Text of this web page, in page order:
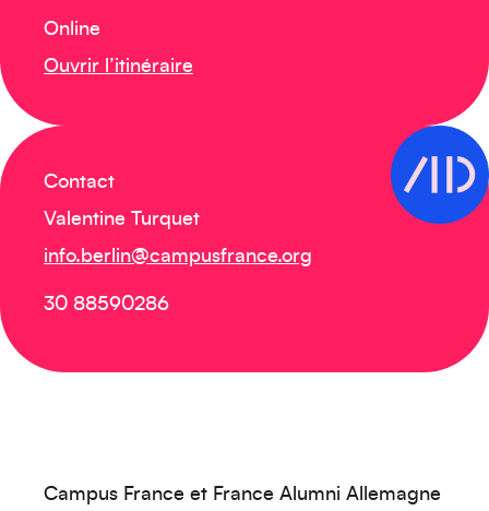
Online
Ouvrir l’itinéraire
Contact
Valentine Turquet
info.berlin@campusfrance.org
30 88590286
Campus France et France Alumni Allemagne